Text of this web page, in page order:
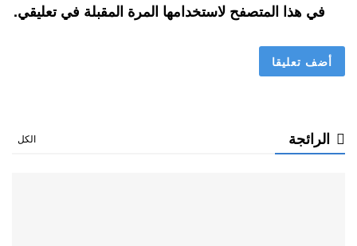
في هذا المتصفح لاستخدامها المرة المقبلة في تعليقي.
الرائجة الكل